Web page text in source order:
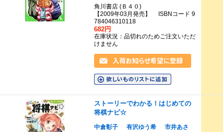
角川書店 (Ｂ４０)
【2009年03月発売】 ISBNコード 9
784046310118
682円
在庫状況：品切れのためご注文いただ
けません
ストーリーでわかる！はじめての
将棋ナビ☆
中倉彰子 有沢ゆう希
市井あさ